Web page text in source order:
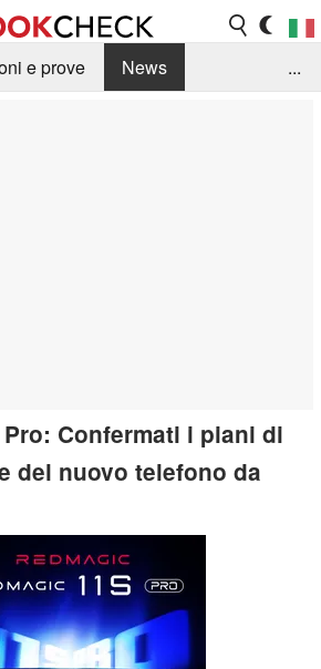
e prove
News
...
Pro: Confermati i piani di
del nuovo telefono da